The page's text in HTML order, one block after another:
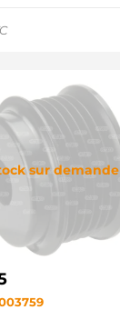
sur demande